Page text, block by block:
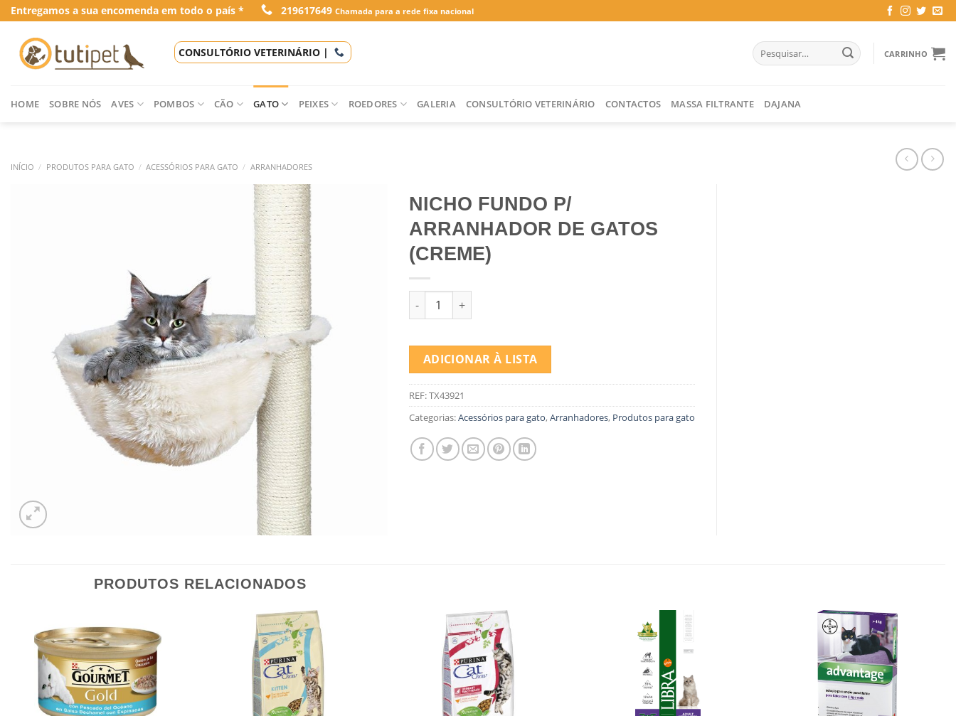
Skip
to
content
Entregamos a sua encomenda em todo o país * 219617649 Chamada para a rede fixa nacional
CONSULTÓRIO VETERINÁRIO |
Pesquisar
por:
CARRINHO
HOME SOBRE NÓS AVES POMBOS CÃO GATO PEIXES ROEDORES GALERIA CONSULTÓRIO VETERINÁRIO CONTACTOS MASSA FILTRANTE DAJANA
INÍCIO / PRODUTOS PARA GATO / ACESSÓRIOS PARA GATO / ARRANHADORES
NICHO FUNDO P/
ARRANHADOR DE GATOS
(CREME)
Quantidade de NICHO FUNDO P/ ARRANHADOR DE GATOS (CREME)
ADICIONAR À LISTA
REF:TX43921
Categorias:Acessórios para gato,Arranhadores, Produtos para gato
PRODUTOS RELACIONADOS